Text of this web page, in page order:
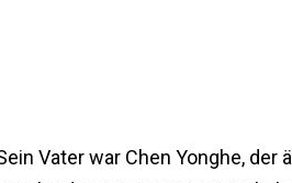
Vater war Chen Yonghe, der